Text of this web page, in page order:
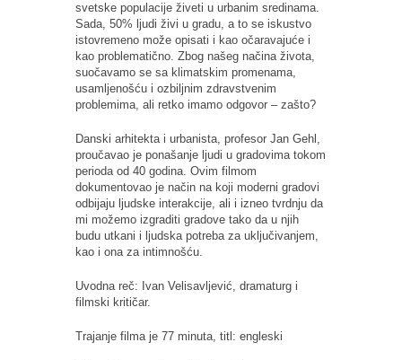
svetske populacije živeti u urbanim sredinama.
Sada, 50% ljudi živi u gradu, a to se iskustvo
istovremeno može opisati i kao očaravajuće i
kao problematično. Zbog našeg načina života,
suočavamo se sa klimatskim promenama,
usamljenošću i ozbiljnim zdravstvenim
problemima, ali retko imamo odgovor – zašto?
Danski arhitekta i urbanista, profesor Jan Gehl,
proučavao je ponašanje ljudi u gradovima tokom
perioda od 40 godina. Ovim filmom
dokumentovao je način na koji moderni gradovi
odbijaju ljudske interakcije, ali i izneo tvrdnju da
mi možemo izgraditi gradove tako da u njih
budu utkani i ljudska potreba za uključivanjem,
kao i ona za intimnošću.
Uvodna reč: Ivan Velisavljević, dramaturg i
filmski kritičar.
Trajanje filma je 77 minuta, titl: engleski